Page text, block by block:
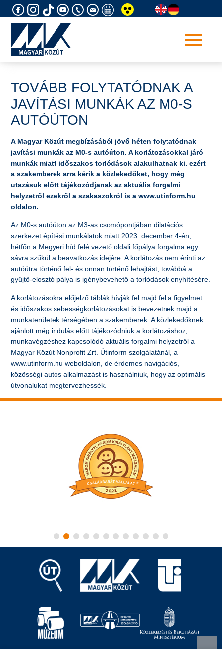
to
TOVÁBB FOLYTATÓDNAK A
JAVÍTÁSI MUNKÁK AZ M0-S
AUTÓÚTON
A Magyar Közút megbízásából jövő héten folytatódnak
javítási munkák az M0-s autóúton. A korlátozásokkal járó
munkák miatt időszakos torlódások alakulhatnak ki, ezért
a szakemberek arra kérik a közlekedőket, hogy még
utazásuk előtt tájékozódjanak az aktuális forgalmi
helyzetről ezekről a szakaszokról is a www.utinform.hu
oldalon.
Az M0-s autóúton az M3-as csomópontjában dilatációs
szerkezet építési munkálatok miatt 2023. december 4-én,
hétfőn a Megyeri híd felé vezető oldali főpálya forgalma egy
sávra szűkül a beavatkozás idejére. A korlátozás nem érinti az
autóútra történő fel- és onnan történő lehajtást, továbbá a
gyűjtő-elosztó pálya is igénybevehető a torlódások enyhítésére.
A korlátozásokra előjelző táblák hívják fel majd fel a figyelmet
és időszakos sebességkorlátozásokat is bevezetnek majd a
munkaterületek térségében a szakemberek. A közlekedőknek
ajánlott még indulás előtt tájékozódniuk a korlátozáshoz,
munkavégzéshez kapcsolódó aktuális forgalmi helyzetről a
Magyar Közút Nonprofit Zrt. Útinform szolgálatánál, a
www.utinform.hu weboldalon, de érdemes navigációs,
közösségi autós alkalmazást is használniuk, hogy az optimális
útvonalukat megtervezhessék.